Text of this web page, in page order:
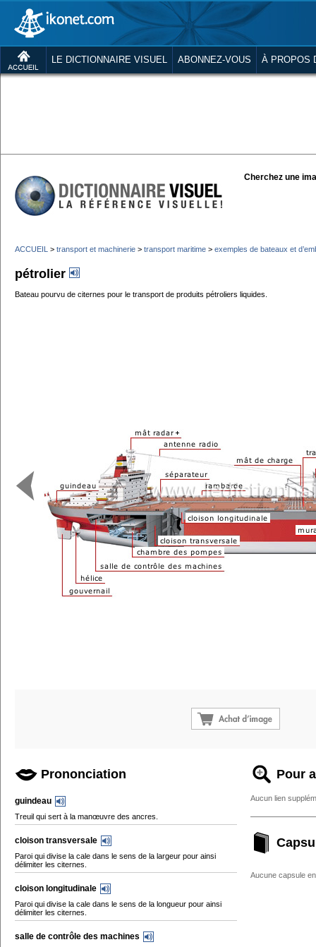
LE DICTIONNAIRE VISUEL ABONNEZ-VOUS À PROPOS
Cherchez une
ACCUEIL > transport et machinerie > transport maritime > exemples de bateaux et
pétrolier
Bateau pourvu de citernes pour le transport de produits pétroliers liquides.
Prononciation
guindeau
Treuil qui sert à la manœuvre des ancres.
cloison transversale
Paroi qui divise la cale dans le sens de la largeur pour ainsi
délimiter les citernes.
cloison longitudinale
Paroi qui divise la cale dans le sens de la longueur pour ainsi
délimiter les citernes.
salle de contrôle des machines
Pour
Aucun lien
Aucune capsule